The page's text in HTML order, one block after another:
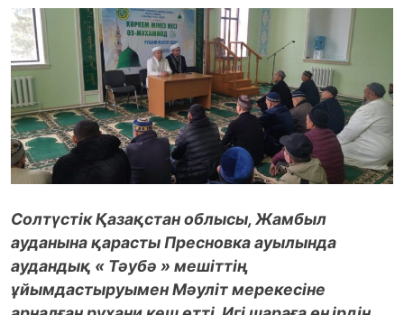
Солтүстік Қазақстан облысы, Жамбыл
ауданына қарасты Пресновка ауылында
аудандық « Тәубә » мешіттің
ұйымдастыруымен Мәуліт мерекесіне